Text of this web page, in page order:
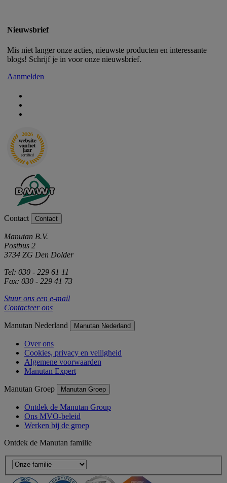
Nieuwsbrief
Mis niet langer onze acties, nieuwste producten en interessante
blogs! Schrijf je in voor onze nieuwsbrief.
Aanmelden
Contact Contact
Manutan B.V.
Postbus 2
3734 ZG Den Dolder
Tel: 030 - 229 61 11
Fax: 030 - 229 41 73
Stuur ons een e-mail
Contacteer ons
Manutan Nederland Manutan Nederland
Over ons
Cookies, privacy en veiligheid
Algemene voorwaarden
Manutan Expert
Manutan Groep Manutan Groep
Ontdek de Manutan Group
Ons MVO-beleid
Werken bij de groep
Ontdek de Manutan familie